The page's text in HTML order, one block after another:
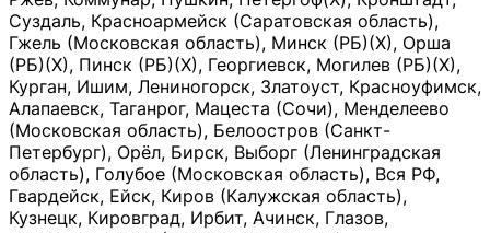
Суздаль, Красноармейск (Саратовская область),
Гжель (Московская область), Минск (РБ)(Х), Орша
(РБ)(Х), Пинск (РБ)(Х), Георгиевск, Могилев (РБ)(Х),
Курган, Ишим, Лениногорск, Златоуст, Красноуфимск,
Алапаевск, Таганрог, Мацеста (Сочи), Менделеево
(Московская область), Белоостров (Санкт-
Петербург), Орёл, Бирск, Выборг (Ленинградская
область), Голубое (Московская область), Вся РФ,
Гвардейск, Ейск, Киров (Калужская область),
Кузнецк, Кировград, Ирбит, Ачинск, Глазов,